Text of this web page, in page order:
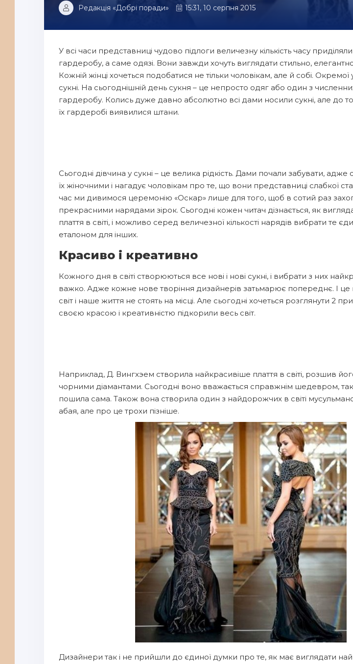
Редакція «Добрі поради» 15:31, 10 серпня 2015
У всі часи представниці чудово підлоги величезну кількість часу
гардеробу, а саме одязі. Вони завжди хочуть виглядати стильно, елегантно
Кожній жінці хочеться подобатися не тільки чоловікам, але й собі. Окремої
сукні. На сьогоднішній день сукня – це непросто одяг або один з
гардеробу. Колись дуже давно абсолютно всі дами носили сукні, але до
їх гардеробі виявилися штани.
Сьогодні дівчина у сукні – це велика рідкість. Дами почали забувати,
їх жіночними і нагадує чоловікам про те, що вони представниці слабкої
час ми дивимося церемонію «Оскар» лише для того, щоб в сотий раз
прекрасними нарядами зірок. Сьогодні кожен читач дізнається, як
плаття в світі, і можливо серед величезної кількості нарядів вибрати те
еталоном для інших.
Красиво і креативно
Кожного дня в світі створюються все нові і нові сукні, і вибрати з них
важко. Адже кожне нове творіння дизайнерів затьмарює попереднє. І
світ і наше життя не стоять на місці. Але сьогодні хочеться розглянути 2
своєю красою і креативністю підкорили весь світ.
Наприклад, Д. Вингхэем створила найкрасивіше плаття в світі, розшив
чорними діамантами. Сьогодні воно вважається справжнім шедевром,
пошила сама. Також вона створила один з найдорожчих в світі
абая, але про це трохи пізніше.
Дизайнери так і не прийшли до єдиної думки про те, як має виглядати